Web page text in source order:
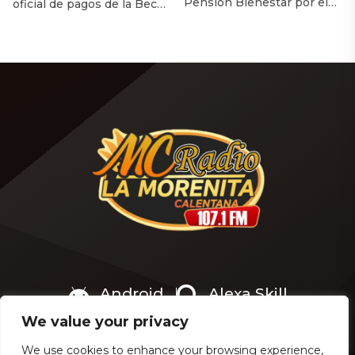
We value your privacy
We use cookies to enhance your browsing experience,
oficial de pagos de la Beca
podrán prepararse para el
Bienestar anunciara que el
calendario oficial de pagos
de la Beca de Apoyo para
Uniformes y […]
Abuelo (o Día de la Persona
beneficiarios de los
programas sociales se
preguntan si la Secretaría
de Bienestar otorgará […]
Android Alexa Skill